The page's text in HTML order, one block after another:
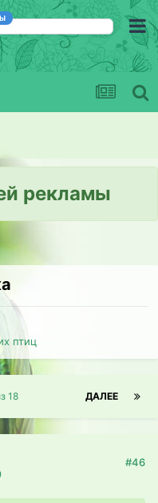
рекламы
птиц
ДАЛЕЕ
18
#46